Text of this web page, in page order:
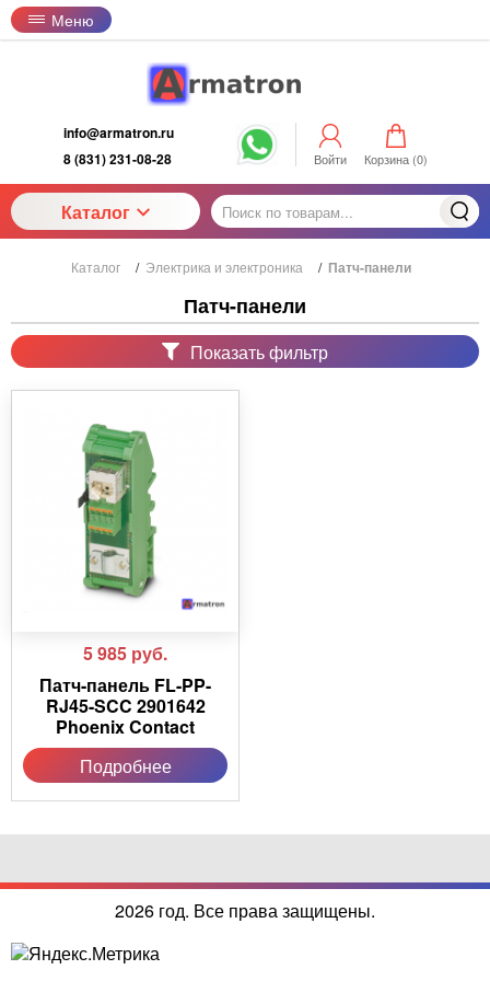
Меню
info@armatron.ru
8 (831) 231-08-28
Войти Корзина (0)
Каталог
Каталог / Электрика и электроника / Патч-панели
Патч-панели
Показать фильтр
5 985 руб.
Патч-панель FL-PP-
RJ45-SCC 2901642
Phoenix Contact
Подробнее
2026 год. Все права защищены.